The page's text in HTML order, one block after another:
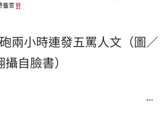
小時連發五罵人文（圖／
攝自臉書）